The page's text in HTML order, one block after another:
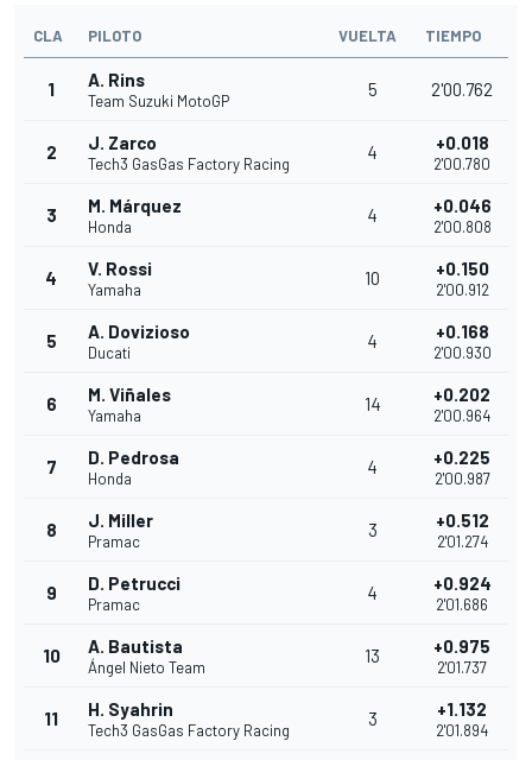
CLA PILOTO VUELTA TIEMPO
1 A. Rins
Team Suzuki MotoGP
5 2'00.762
2 J. Zarco
Tech3 GasGas Factory Racing
4 +0.018
2'00.780
3 M. Márquez
Honda
4 +0.046
2'00.808
4 V. Rossi
Yamaha
10 +0.150
2'00.912
5 A. Dovizioso
Ducati
4 +0.168
2'00.930
6 M. Viñales
Yamaha
14 +0.202
2'00.964
7 D. Pedrosa
Honda
4 +0.225
2'00.987
8 J. Miller
Pramac
3 +0.512
2'01.274
9 D. Petrucci
Pramac
4 +0.924
2'01.686
10 A. Bautista
Ángel Nieto Team
13 +0.975
2'01.737
11 H. Syahrin
Tech3 GasGas Factory Racing
3 +1.132
2'01.894